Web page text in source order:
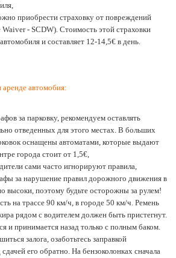
приобрести страховку от повреждений
- SCDW). Стоимость этой страховки
и составляет 12-14,5€ в день.
автомобия:
за парковку, рекомендуем оставлять
отведенных для этого местах. В больших
оснащены автоматами, которые выдают
города стоит от 1,5€,
сами часто игнорируют правила,
за нарушение правил дорожного движения в
высоки, поэтому будьте осторожны за рулем!
на трассе 90 км/ч, в городе 50 км/ч. Ремень
рядом с водителем должен быть пристегнут.
и принимается назад только с полным баком.
залога, озаботьтесь заправкой
его обратно. На бензоколонках сначала